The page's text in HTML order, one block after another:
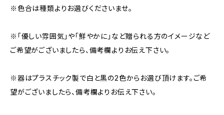
※色合は種類よりお選びくださいませ。
※「優しい雰囲気」や「鮮やかに」など贈られる方のイメージなど
ご希望がございましたら、備考欄よりお伝え下さい。
※器はプラスチック製で白と黒の2色からお選び頂けます。ご希
望がございましたら、備考欄よりお伝え下さい。